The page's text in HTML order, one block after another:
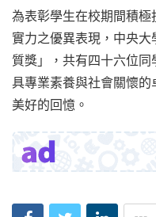
為表彰學生在校期間積
實力之優異表現，中央
質獎」，共有四十六位
具專業素養與社會關懷
美好的回憶。